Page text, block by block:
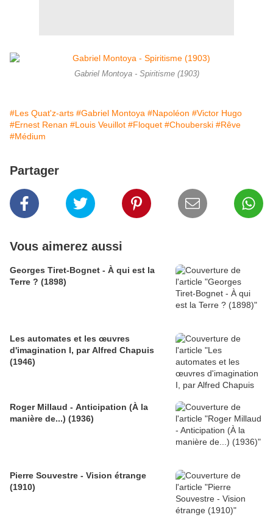
Gabriel Montoya - Spiritisme (1903)
#Les Quat'z-arts #Gabriel Montoya #Napoléon #Victor Hugo
#Ernest Renan #Louis Veuillot #Floquet #Chouberski #Rêve
#Médium
Partager
Vous aimerez aussi
Georges Tiret-Bognet - À qui est la
Terre ? (1898)
Les automates et les œuvres
d'imagination I, par Alfred Chapuis
(1946)
Roger Millaud - Anticipation (À la
manière de...) (1936)
Pierre Souvestre - Vision étrange
(1910)